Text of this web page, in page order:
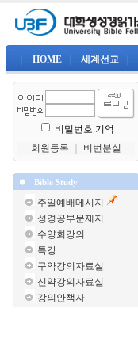
HOME 세계선교
비밀번호 기억
회원등록
비번분실
Bible Study
주일예배메시지
성경공부문제지
수양회강의
특강
구약강의자료실
신약강의자료실
강의안책자